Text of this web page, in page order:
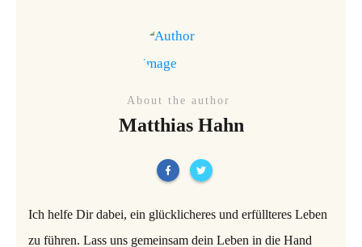
About the author
Matthias Hahn
Ich helfe Dir dabei, ein glücklicheres und erfüllteres Leben
zu führen. Lass uns gemeinsam dein Leben in die Hand